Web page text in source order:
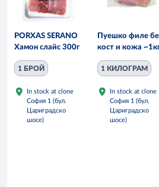
PORXAS SERANO
Хамон слайс 300г
1 БРОЙ
In stock at clone
София 1 (бул.
Цариградско
шосе)
Пуешко филе
кост и кожа
1 КИЛОГРАМ
In stock at clone
София 1 (бул.
Цариградско
шосе)